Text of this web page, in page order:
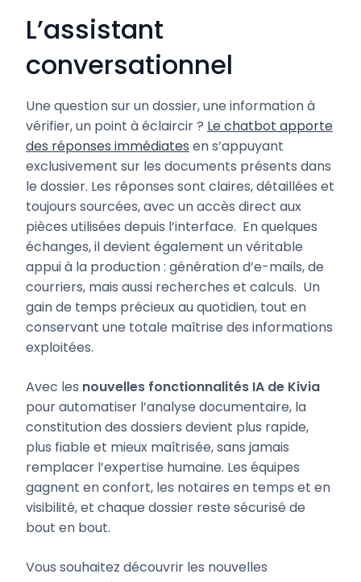
L’assistant
conversationnel
Une question sur un dossier, une information à
vérifier, un point à éclaircir ? Le chatbot apporte
des réponses immédiates en s’appuyant
exclusivement sur les documents présents dans
le dossier. Les réponses sont claires, détaillées et
toujours sourcées, avec un accès direct aux
pièces utilisées depuis l’interface. En quelques
échanges, il devient également un véritable
appui à la production : génération d’e-mails, de
courriers, mais aussi recherches et calculs. Un
gain de temps précieux au quotidien, tout en
conservant une totale maîtrise des informations
exploitées.
Avec les nouvelles fonctionnalités IA de Kivia
pour automatiser l’analyse documentaire, la
constitution des dossiers devient plus rapide,
plus fiable et mieux maîtrisée, sans jamais
remplacer l’expertise humaine. Les équipes
gagnent en confort, les notaires en temps et en
visibilité, et chaque dossier reste sécurisé de
bout en bout.
Vous souhaitez découvrir les nouvelles